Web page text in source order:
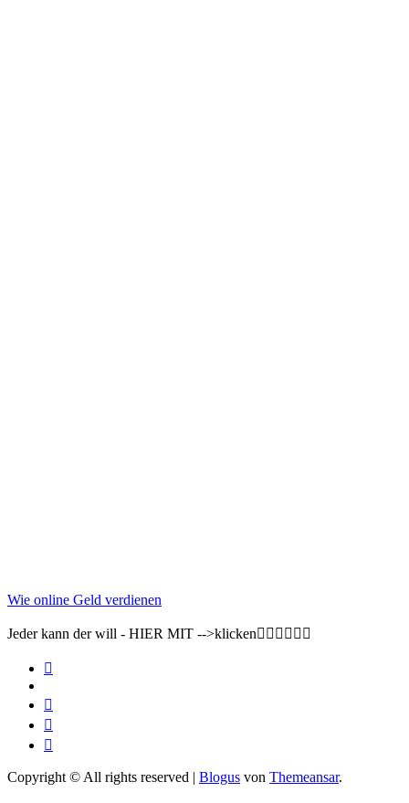
Wie online Geld verdienen
Jeder kann der will - HIER MIT -->klicken👇🏽👇🏽👇🏽
Copyright © All rights reserved | Blogus von Themeansar.